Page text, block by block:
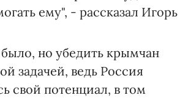
ему", - рассказал Игорь
но убедить крымчан
задачей, ведь Россия
свой потенциал, в том